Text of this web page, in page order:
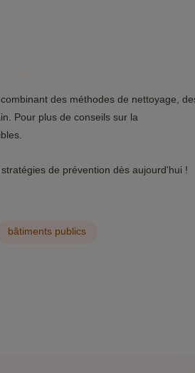
des méthodes de nettoyage,
Pour plus de conseils sur la
de prévention dès aujourd'hui !
bâtiments publics